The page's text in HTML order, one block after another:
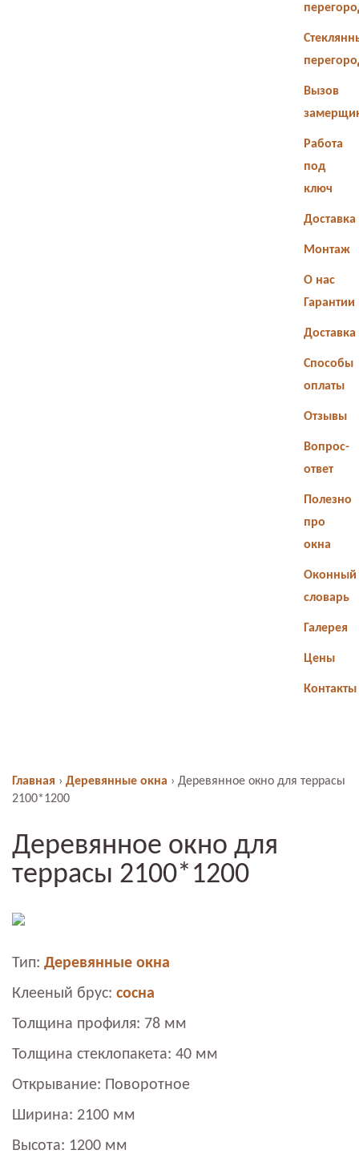
Вызов
Работа
под
ключ
Доставка
Монтаж
О нас
Гарантии
Доставка
Способы
оплаты
Отзывы
Вопрос-
ответ
Полезно
про
окна
Оконный
словарь
Галерея
Цены
Контакты
Главная › Деревянные окна › Деревянное окно для террасы
2100*1200
Деревянное окно для
террасы 2100*1200
Тип: Деревянные окна
Клееный брус: сосна
Толщина профиля: 78 мм
Толщина стеклопакета: 40 мм
Открывание: Поворотное
Ширина: 2100 мм
Высота: 1200 мм